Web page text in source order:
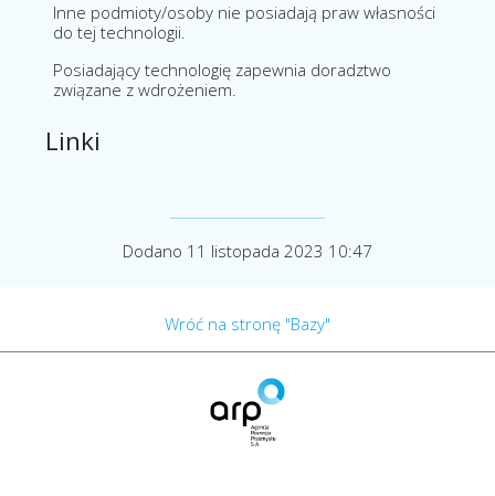
Inne podmioty/osoby nie posiadają praw własności
do tej technologii.
Posiadający technologię zapewnia doradztwo
związane z wdrożeniem.
Linki
Dodano 11 listopada 2023 10:47
Wróć na stronę "Bazy"